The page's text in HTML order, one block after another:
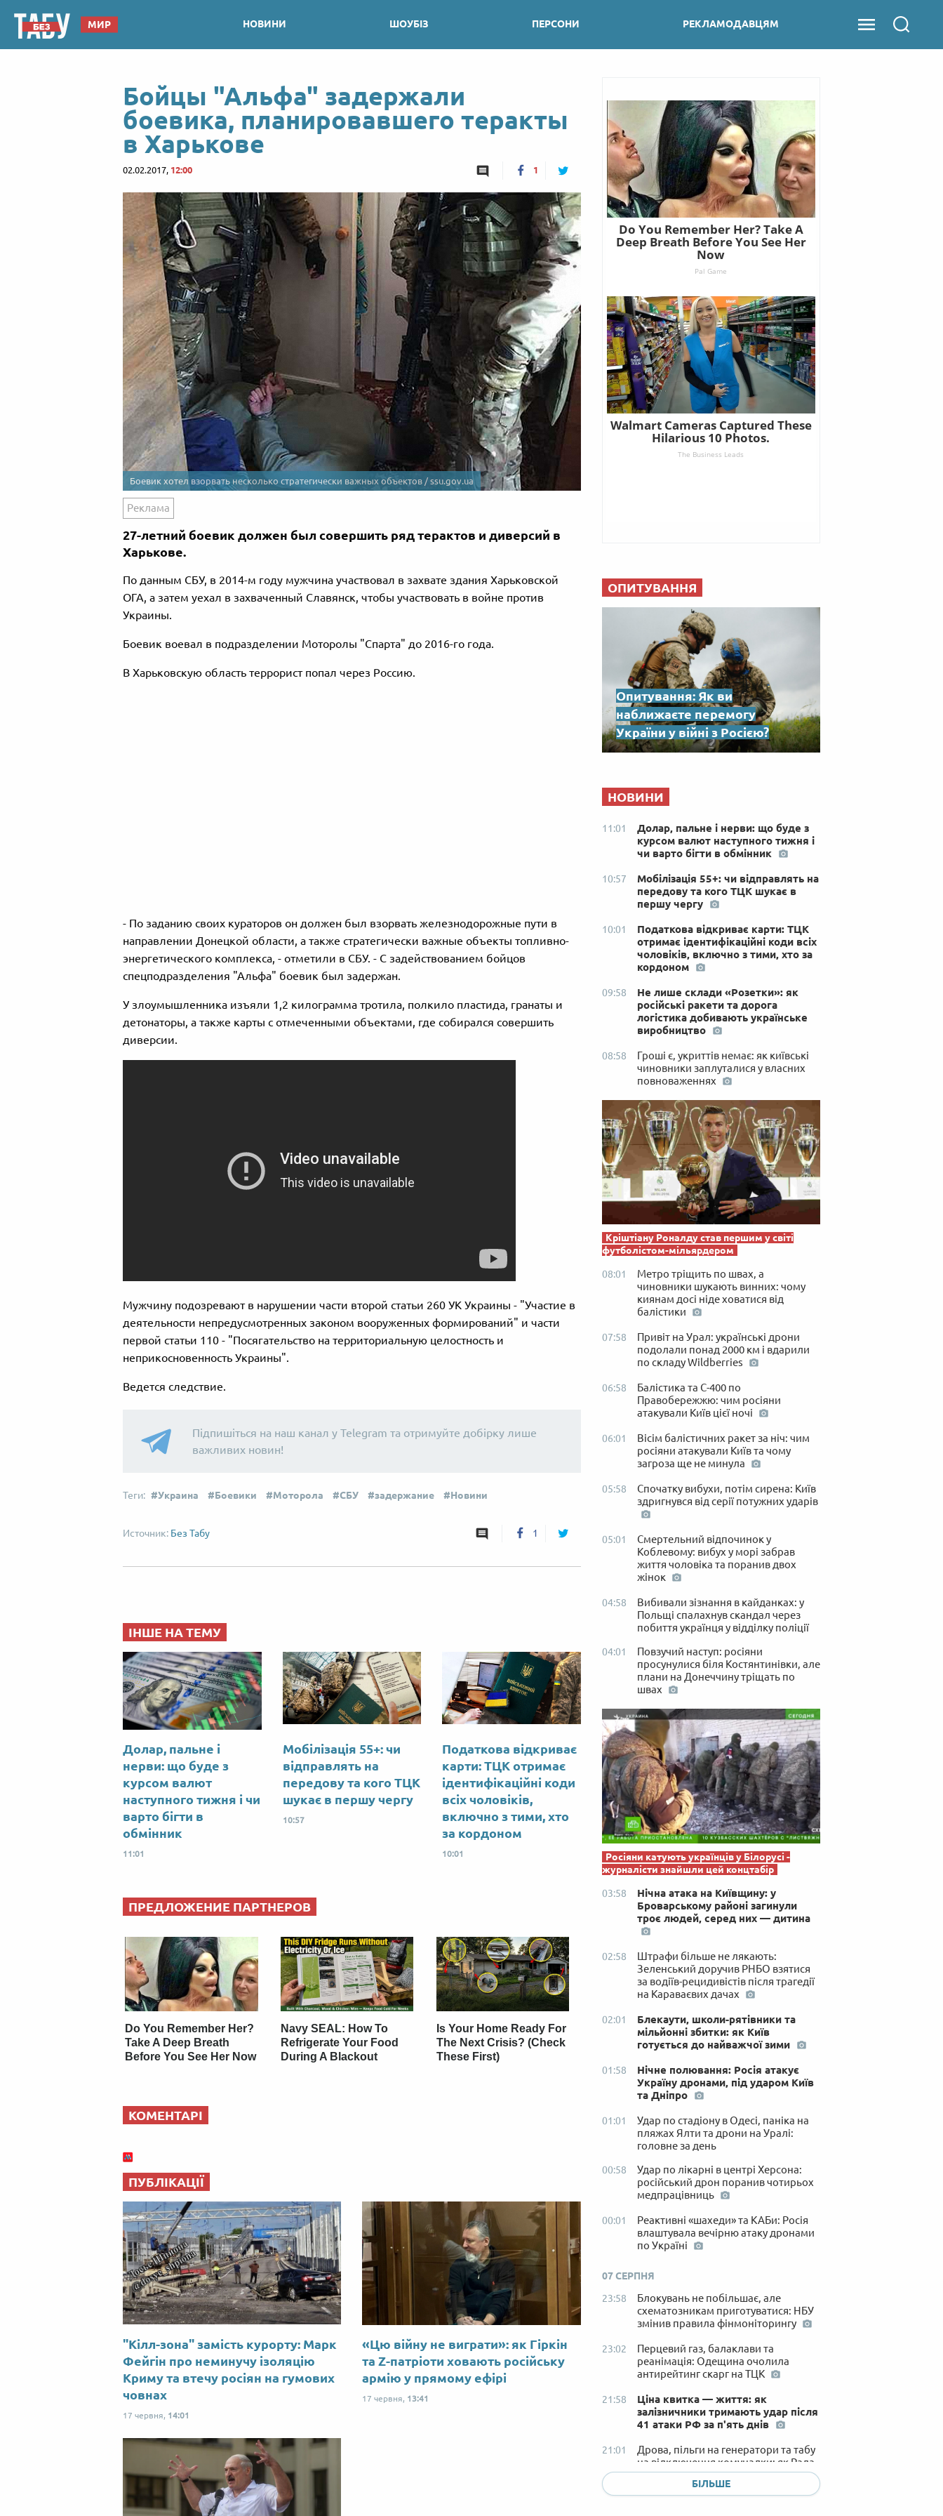
МИР НОВИНИ ШОУБІЗ ПЕРСОНИ РЕКЛАМОДАВЦЯМ
Бойцы "Альфа" задержали
боевика, планировавшего теракты
в Харькове
02.02.2017, 12:00 1
Боевик хотел взорвать несколько стратегически важных объектов / ssu.gov.ua
Реклама
27-летний боевик должен был совершить ряд терактов и диверсий в
Харькове.
По данным СБУ, в 2014-м году мужчина участвовал в захвате здания Харьковской
ОГА, а затем уехал в захваченный Славянск, чтобы участвовать в войне против
Украины.
Боевик воевал в подразделении Моторолы "Спарта" до 2016-го года.
В Харьковскую область террорист попал через Россию.
- По заданию своих кураторов он должен был взорвать железнодорожные пути в
направлении Донецкой области, а также стратегически важные объекты топливно-
энергетического комплекса, - отметили в СБУ. - С задействованием бойцов
спецподразделения "Альфа" боевик был задержан.
У злоумышленника изъяли 1,2 килограмма тротила, полкило пластида, гранаты и
детонаторы, а также карты с отмеченными объектами, где собирался совершить
диверсии.
Мужчину подозревают в нарушении части второй статьи 260 УК Украины - "Участие в
деятельности непредусмотренных законом вооруженных формирований" и части
первой статьи 110 - "Посягательство на территориальную целостность и
неприкосновенность Украины".
Ведется следствие.
Підпишіться на наш канал у Telegram та отримуйте добірку лише
важливих новин!
Украина Боевики Моторола СБУ задержание Новини
Без Табу 1
ІНШЕ НА ТЕМУ
Долар, пальне і
нерви: що буде з
курсом валют
наступного тижня і чи
варто бігти в
обмінник
11:01
Мобілізація 55+: чи
відправлять на
передову та кого ТЦК
шукає в першу чергу
10:57
Податкова відкриває
карти: ТЦК отримає
ідентифікаційні коди
всіх чоловіків,
включно з тими, хто
за кордоном
10:01
ПРЕДЛОЖЕНИЕ ПАРТНЕРОВ
Do You Remember Her?
Take A Deep Breath
Before You See Her Now
Navy SEAL: How To
Refrigerate Your Food
During A Blackout
Is Your Home Ready For
The Next Crisis? (Check
These First)
КОМЕНТАРІ
ПУБЛІКАЦІЇ
"Кілл-зона" замість курорту: Марк
Фейгін про неминучу ізоляцію
Криму та втечу росіян на гумових
човнах
17 червня, 14:01
«Цю війну не виграти»: як Гіркін
та Z-патріоти ховають російську
армію у прямому ефірі
17 червня, 13:41
ОПИТУВАННЯ
Опитування: Як ви
наближаєте перемогу
України у війні з Росією?
НОВИНИ
11:01
Долар, пальне і нерви: що буде з
курсом валют наступного тижня і
чи варто бігти в обмінник
10:57
Мобілізація 55+: чи відправлять на
передову та кого ТЦК шукає в
першу чергу
10:01
Податкова відкриває карти: ТЦК
отримає ідентифікаційні коди всіх
чоловіків, включно з тими, хто за
кордоном
09:58
Не лише склади «Розетки»: як
російські ракети та дорога
логістика добивають українське
виробництво
08:58
Гроші є, укриттів немає: як київські
чиновники заплуталися у власних
повноваженнях
Кріштіану Роналду став першим у світі
футболістом-мільярдером
08:01
Метро тріщить по швах, а
чиновники шукають винних: чому
киянам досі ніде ховатися від
балістики
07:58
Привіт на Урал: українські дрони
подолали понад 2000 км і вдарили
по складу Wildberries
06:58
Балістика та С-400 по
Правобережжю: чим росіяни
атакували Київ цієї ночі
06:01
Вісім балістичних ракет за ніч: чим
росіяни атакували Київ та чому
загроза ще не минула
05:58
Спочатку вибухи, потім сирена: Київ
здригнувся від серії потужних ударів
05:01
Смертельний відпочинок у
Коблевому: вибух у морі забрав
життя чоловіка та поранив двох
жінок
04:58
Вибивали зізнання в кайданках: у
Польщі спалахнув скандал через
побиття українця у відділку поліції
04:01
Повзучий наступ: росіяни
просунулися біля Костянтинівки, але
плани на Донеччину тріщать по
швах
Росіяни катують українців у Білорусі -
журналісти знайшли цей концтабір
03:58
Нічна атака на Київщину: у
Броварському районі загинули
троє людей, серед них — дитина
02:58
Штрафи більше не лякають:
Зеленський доручив РНБО взятися
за водіїв-рецидивістів після трагедії
на Караваєвих дачах
02:01
Блекаути, школи-рятівники та
мільйонні збитки: як Київ
готується до найважчої зими
01:58
Нічне полювання: Росія атакує
Україну дронами, під ударом Київ
та Дніпро
01:01
Удар по стадіону в Одесі, паніка на
пляжах Ялти та дрони на Уралі:
головне за день
00:58
Удар по лікарні в центрі Херсона:
російський дрон поранив чотирьох
медпрацівниць
00:01
Реактивні «шахеди» та КАБи: Росія
влаштувала вечірню атаку дронами
по Україні
07 СЕРПНЯ
23:58
Блокувань не побільшає, але
схематозникам приготуватися: НБУ
змінив правила фінмоніторингу
23:02
Перцевий газ, балаклави та
реанімація: Одещина очолила
антирейтинг скарг на ТЦК
21:58
Ціна квитка — життя: як
залізничники тримають удар після
41 атаки РФ за п'ять днів
21:01
Дрова, пільги на генератори та табу
на відключення комуналки: як Рада
планує рятувати нас цієї зими
БІЛЬШЕ